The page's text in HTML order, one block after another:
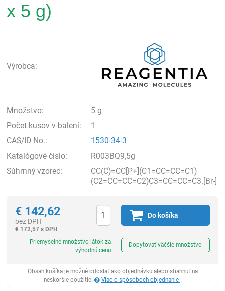
x 5 g)
Výrobca:
Množstvo:
5 g
Počet kusov v balení:
1
CAS/ID No.:
1530-34-3
Katalógové číslo:
R003BQ9,5g
Súhrnný vzorec:
CC(C)=CC[P+](C1=CC=CC=C1)
(C2=CC=CC=C2)C3=CC=CC=C3.[Br-]
€ 142,62
bez DPH
€ 172,57 s DPH
Do košíka
Priemyselné množstvo látok za
výhodnú cenu
Dopytovať väčšie množstvo
Obsah košíka je možné odoslať ako objednávku alebo stiahnuť na
neskoršie použitie.
Viac o spôsoboch objednanie .